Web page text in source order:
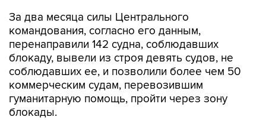
За два месяца силы Центрального
командования, согласно его данным,
перенаправили 142 судна, соблюдавших
блокаду, вывели из строя девять судов, не
соблюдавших ее, и позволили более чем 50
коммерческим судам, перевозившим
гуманитарную помощь, пройти через зону
блокады.